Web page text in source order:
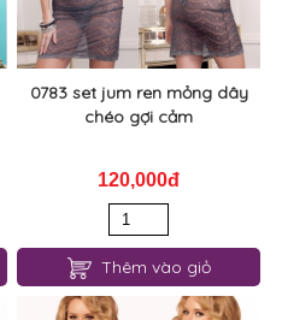
0783 set jum ren mỏng dây
chéo gợi cảm
120,000đ
Thêm vào giỏ